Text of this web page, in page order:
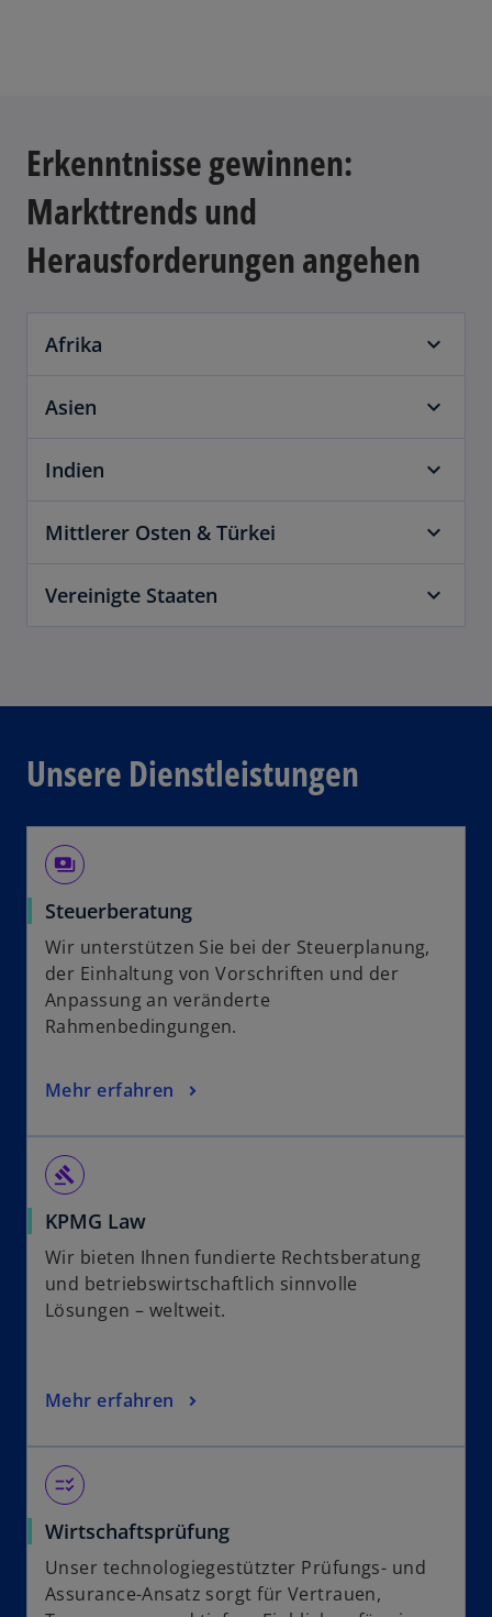
Erkenntnisse gewinnen:
Markttrends und
Herausforderungen angehen
Afrika
Asien
Indien
Mittlerer Osten & Türkei
Vereinigte Staaten
Unsere Dienstleistungen
payments
Steuerberatung
Wir unterstützen Sie bei der Steuerplanung,
der Einhaltung von Vorschriften und der
Anpassung an veränderte
Rahmenbedingungen.
Mehr erfahren
gavel
KPMG Law
Wir bieten Ihnen fundierte Rechtsberatung
und betriebswirtschaftlich sinnvolle
Lösungen – weltweit.
Mehr erfahren
checklist_rtl
Wirtschaftsprüfung
Unser technologiegestützter Prüfungs- und
Assurance-Ansatz sorgt für Vertrauen,